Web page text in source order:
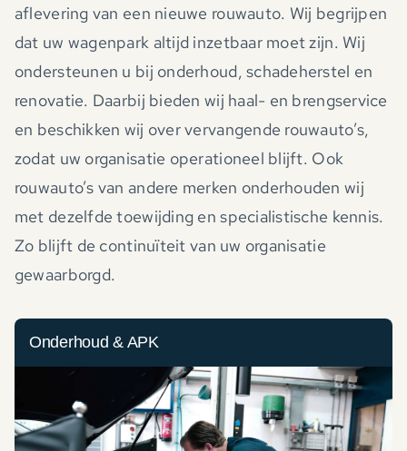
aflevering van een nieuwe rouwauto. Wij begrijpen
dat uw wagenpark altijd inzetbaar moet zijn. Wij
ondersteunen u bij onderhoud, schadeherstel en
renovatie. Daarbij bieden wij haal- en brengservice
en beschikken wij over vervangende rouwauto’s,
zodat uw organisatie operationeel blijft. Ook
rouwauto’s van andere merken onderhouden wij
met dezelfde toewijding en specialistische kennis.
Zo blijft de continuïteit van uw organisatie
gewaarborgd.
Onderhoud & APK